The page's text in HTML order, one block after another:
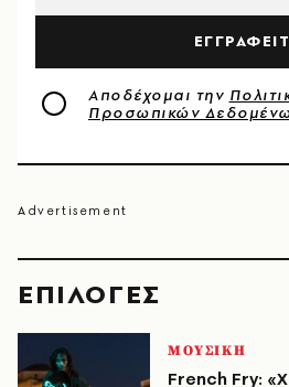
EΠΙΛΟΓΈΣ
ΜΟΥΣΙΚΗ
French Fry:
Αποδέχομαι την
Προσωπικών